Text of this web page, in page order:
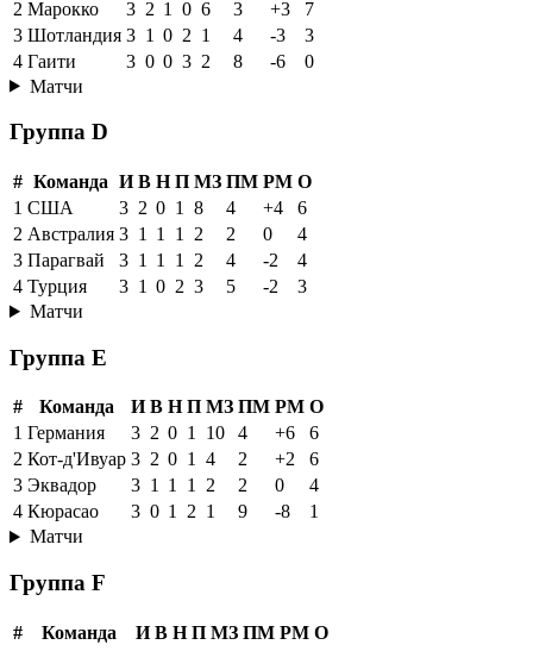
2 Марокко 3 2 1 0 6 3 +3
7
3 Шотландия 3 1 0 2 1 4 -3
3
4 Гаити 3 0 0 3 2 8 -6
0
Матчи
Группа D
# Команда И В Н П МЗ ПМ РМ О
1 США 3 2 0 1 8 4 +4
6
2 Австралия 3 1 1 1 2 2 0
4
3 Парагвай 3 1 1 1 2 4 -2
4
4 Турция 3 1 0 2 3 5 -2
3
Матчи
Группа E
# Команда И В Н П МЗ ПМ РМ О
1 Германия 3 2 0 1 10 4 +6
6
2 Кот-д'Ивуар 3 2 0 1 4 2 +2
6
3 Эквадор 3 1 1 1 2 2 0
4
4 Кюрасао 3 0 1 2 1 9 -8
1
Матчи
Группа F
# Команда И В Н П МЗ ПМ РМ О